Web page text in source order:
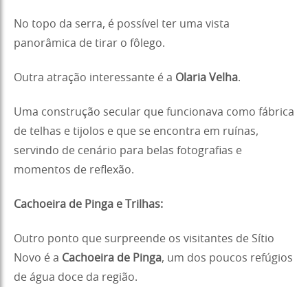
No topo da serra, é possível ter uma vista
panorâmica de tirar o fôlego.
Outra atração interessante é a Olaria Velha.
Uma construção secular que funcionava como fábrica
de telhas e tijolos e que se encontra em ruínas,
servindo de cenário para belas fotografias e
momentos de reflexão.
Cachoeira de Pinga e Trilhas:
Outro ponto que surpreende os visitantes de Sítio
Novo é a Cachoeira de Pinga, um dos poucos refúgios
de água doce da região.